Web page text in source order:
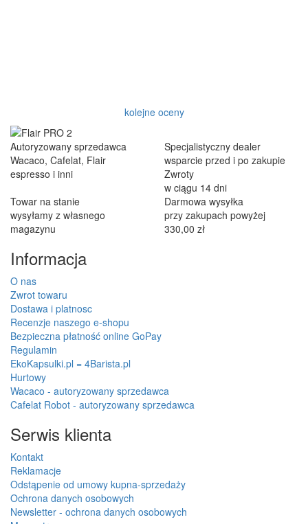
kolejne oceny
Autoryzowany sprzedawca
Wacaco, Cafelat, Flair
espresso i inni
Specjalistyczny dealer
wsparcie przed i po zakupie
Zwroty
w ciągu 14 dni
Towar na stanie
wysyłamy z własnego
magazynu
Darmowa wysyłka
przy zakupach powyżej
330,00 zł
Informacja
O nas
Zwrot towaru
Dostawa i platnosc
Recenzje naszego e-shopu
Bezpieczna płatność online GoPay
Regulamin
EkoKapsulki.pl = 4Barista.pl
Hurtowy
Wacaco - autoryzowany sprzedawca
Cafelat Robot - autoryzowany sprzedawca
Serwis klienta
Kontakt
Reklamacje
Odstąpenie od umowy kupna-sprzedaży
Ochrona danych osobowych
Newsletter - ochrona danych osobowych